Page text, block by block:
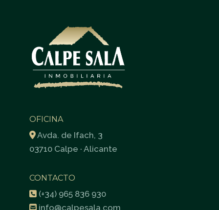
OFICINA
Avda. de Ifach, 3
03710 Calpe · Alicante
CONTACTO
(+34) 965 836 930
info@calpesala.com